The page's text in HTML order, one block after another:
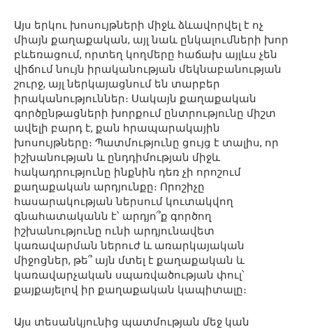
Այս երկու խոսույթների միջև ձևավորվել է ոչ
միայն քաղաքական, այլ նաև ընկալումների խոր
բևեռացում, որտեղ կողմերը հաճախ այլևս չեն
վիճում նույն իրականության մեկնաբանության
շուրջ, այլ ներկայացնում են տարբեր
իրականություններ։ Սակայն քաղաքական
գործընթացների խորքում ընտրությունը միշտ
ավելի բարդ է, քան հրապարակային
խոսույթները։ Պատմությունը ցույց է տալիս, որ
իշխանության և ընդդիմության միջև
հակադրությունը ինքնին դեռ չի որոշում
քաղաքական արդյունքը։ Որոշիչը
հասարակության ներսում կուտակվող
գնահատականն է՝ արդյո՞ք գործող
իշխանությունը ունի արդյունավետ
կառավարման ներուժ և առարկայական
միջոցներ, թե՞ այն մտել է քաղաքական և
կառավարչական սպառվածության փուլ՝
քայքայելով իր քաղաքական կապիտալը։
Այս տեսանկյունից պատմության մեջ կան